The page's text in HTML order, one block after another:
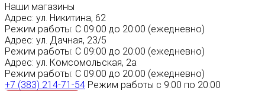
Наши магазины
Адрес: ул. Никитина, 62
Режим работы: С 09:00 до 20:00 (ежедневно)
Адрес: ул. Дачная, 23/5
Режим работы: С 09:00 до 20:00 (ежедневно)
Адрес: ул. Комсомольская, 2а
Режим работы: С 09:00 до 20:00 (ежедневно)
+7 (383) 214-71-54 Режим работы с 9:00 по 20:00